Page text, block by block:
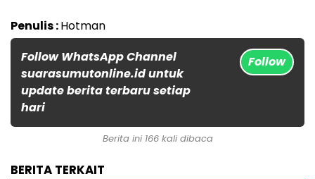
Penulis :Hotman
Follow WhatsApp Channel
suarasumutonline.id untuk
update berita terbaru setiap
hari
Follow
Berita ini 166 kali dibaca
BERITA TERKAIT